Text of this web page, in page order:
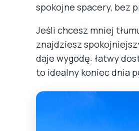
spokojne spacery, bez
Jeśli chcesz mniej
znajdziesz
daje wygodę: łatwy
to idealny koniec dnia